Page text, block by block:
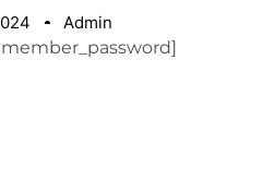
Admin